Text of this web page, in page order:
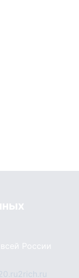
России
2rich.ru